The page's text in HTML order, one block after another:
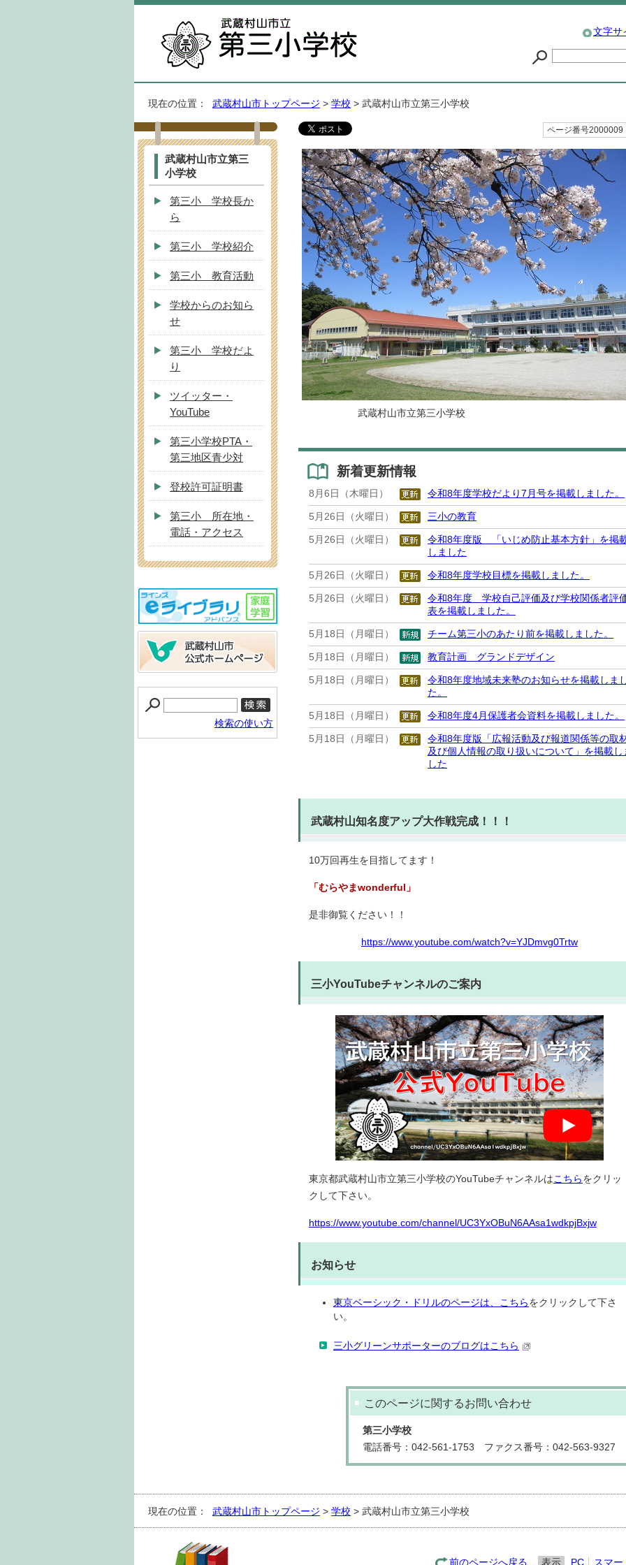
文字サ
現在の位置： 武蔵村山市トップページ > 学校 > 武蔵村山市立第三小学校
ページ番号2000009
武蔵村山市立第三小学校
新着更新情報
8月6日（木曜日） 令和8年度学校だより7月号を掲載しました。
5月26日（火曜日） 三小の教育
5月26日（火曜日）
令和8年度版 「いじめ防止基本方針」を掲
しました
5月26日（火曜日） 令和8年度学校目標を掲載しました。
5月26日（火曜日）
令和8年度 学校自己評価及び学校関係者評
表を掲載しました。
5月18日（月曜日） チーム第三小のあたり前を掲載しました。
5月18日（月曜日） 教育計画 グランドデザイン
5月18日（月曜日）
令和8年度地域未来塾のお知らせを掲載しま
た。
5月18日（月曜日） 令和8年度4月保護者会資料を掲載しました。
5月18日（月曜日）
令和8年度版「広報活動及び報道関係等の取
及び個人情報の取り扱いについて」を掲載し
した
武蔵村山知名度アップ大作戦完成！！！
10万回再生を目指してます！
「むらやまwonderful」
是非御覧ください！！
https://www.youtube.com/watch?v=YJDmvg0Trtw
三小YouTubeチャンネルのご案内
東京都武蔵村山市立第三小学校のYouTubeチャンネルはこちら をクリッ
クして下さい。
https://www.youtube.com/channel/UC3YxOBuN6AAsa1wdkpjBxjw
お知らせ
東京ベーシック・ドリルのページは、こちら をクリックして下さ
い。
三小グリーンサポーターのブログはこちら
このページに関するお問い合わせ
第三小学校
電話番号：042-561-1753 ファクス番号：042-563-9327
武蔵村山市立第三
小学校
第三小 学校長か
ら
第三小 学校紹介
第三小 教育活動
学校からのお知ら
せ
第三小 学校だよ
り
ツイッター・
YouTube
第三小学校PTA・
第三地区青少対
登校許可証明書
第三小 所在地・
電話・アクセス
検索の使い方
現在の位置： 武蔵村山市トップページ > 学校 > 武蔵村山市立第三小学校
前のページへ戻る 表示 PC スマ